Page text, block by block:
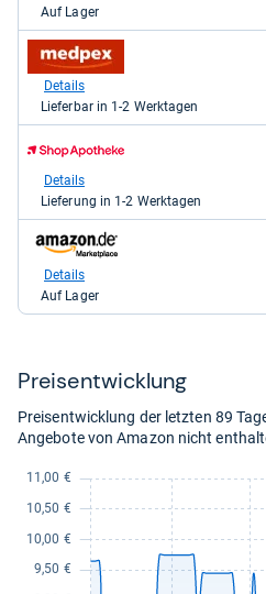
10,61
kaufen.
Auf Lager
zum
Shop:
medpex
kaufen.
Details
Lieferbar in 1-2 Werktagen
zum
Shop:
Shop
für
kaufen.
Details
Lieferung in 1-2 Werktagen
zum
Shop:
Amazon.de
Details
Auf Lager
Preis­ent­wick­lung
Preisentwicklung der letzten 89
Angebote von Amazon nicht